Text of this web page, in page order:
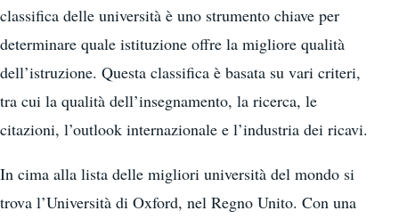
classifica delle università è uno strumento chiave per
determinare quale istituzione offre la migliore qualità
dell’istruzione. Questa classifica è basata su vari criteri,
tra cui la qualità dell’insegnamento, la ricerca, le
citazioni, l’outlook internazionale e l’industria dei ricavi.
In cima alla lista delle migliori università del mondo si
trova l’Università di Oxford, nel Regno Unito. Con una